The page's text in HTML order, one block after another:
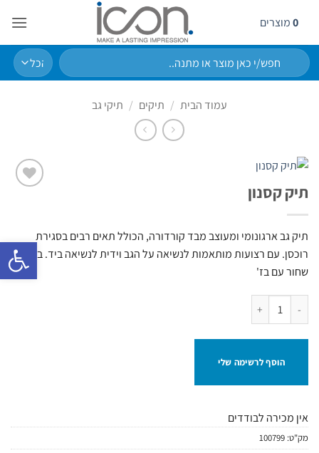
content
0מוצרים
חיפוש
עבור:
עמוד הבית / תיקים / תיקי גב
תיק קסנון
תיק גב ארגונומי ומעוצב מבד קורדורה, הכולל תאים רבים בסגירת
רוכסן. עם רצועות מותאמות לנשיאה על הגב וידית לנשיאה ביד. בצבע
שחור עם בז'
כמות של תיק קסנון
הוסף לרשימה שלי
אין מכירה לבודדים
מק"ט: 100799
פתח